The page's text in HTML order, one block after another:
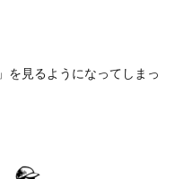
」を見るようになってしまっ